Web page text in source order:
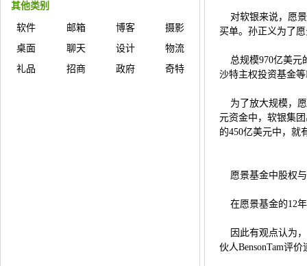
其他类别
软件 邮箱 博客
摄影
桌面
聊天 设计
物流
礼品
招商 政府 奇特
对软银来说，愿景
买单。孙正义为了
总规模970亿美元
沙特主权投资基金
为了放大规模，愿
元资金中，软银集
的450亿美元中，就
愿景基金中股权与
在愿景基金的12年
因此有观点认为，
伙人BensonTam评